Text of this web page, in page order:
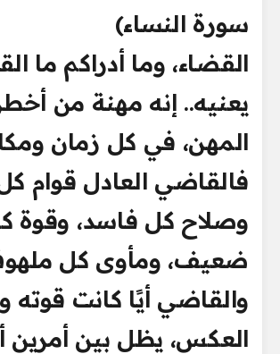
سورة النساء)
القضاء، وما أدراكم ما
يعنيه.. إنه مهنة من
المهن، في كل زمان
فالقاضي العادل قوام
وصلاح كل فاسد، وقوة
ضعيف، ومأوى كل
والقاضي أيًا كانت قوته
العكس، يظل بين أمرين